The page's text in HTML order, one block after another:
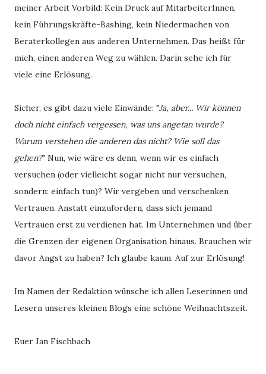
meiner Arbeit Vorbild: Kein Druck auf MitarbeiterInnen,
kein Führungskräfte-Bashing, kein Niedermachen von
Beraterkollegen aus anderen Unternehmen. Das heißt für
mich, einen anderen Weg zu wählen. Darin sehe ich für
viele eine Erlösung.
Sicher, es gibt dazu viele Einwände: "Ja, aber... Wir können
doch nicht einfach vergessen, was uns angetan wurde?
Warum verstehen die anderen das nicht? Wie soll das
gehen?" Nun, wie wäre es denn, wenn wir es einfach
versuchen (oder vielleicht sogar nicht nur versuchen,
sondern: einfach tun)? Wir vergeben und verschenken
Vertrauen. Anstatt einzufordern, dass sich jemand
Vertrauen erst zu verdienen hat. Im Unternehmen und über
die Grenzen der eigenen Organisation hinaus. Brauchen wir
davor Angst zu haben? Ich glaube kaum. Auf zur Erlösung!
Im Namen der Redaktion wünsche ich allen Leserinnen und
Lesern unseres kleinen Blogs eine schöne Weihnachtszeit.
Euer Jan Fischbach